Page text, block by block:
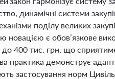
динамічні системи
поділу великих
новацією є обов’язкове
до 400 тис. грн, що
практика демонструє
застосування норм